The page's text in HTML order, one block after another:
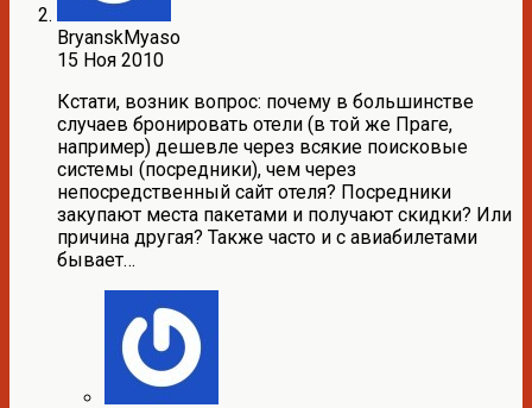
BryanskMyaso
15 Ноя 2010
Кстати, возник вопрос: почему в большинстве
случаев бронировать отели (в той же Праге,
например) дешевле через всякие поисковые
системы (посредники), чем через
непосредственный сайт отеля? Посредники
закупают места пакетами и получают скидки? Или
причина другая? Также часто и с авиабилетами
бывает…